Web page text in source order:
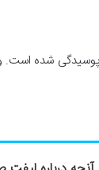
پوسیدگی شده